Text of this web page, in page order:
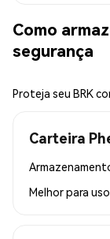
Como
segurança
Proteja seu BRK
Carteira
Melhor para